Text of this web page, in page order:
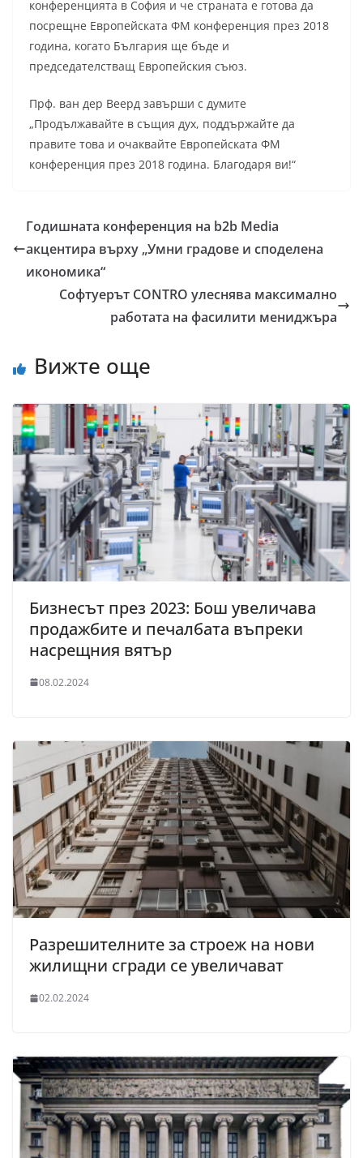
конференцията в София и че страната е готова да
посрещне Европейската ФМ конференция през 2018
година, когато България ще бъде и
председателстващ Европейския съюз.
Прф. ван дер Веерд завърши с думите
„Продължавайте в същия дух, поддържайте да
правите това и очаквайте Европейската ФМ
конференция през 2018 година. Благодаря ви!“
Годишната конференция на b2b Media
акцентира върху „Умни градове и споделена
икономика“
Софтуерът CONTRO улеснява максимално
работата на фасилити мениджъра
Вижте още
Бизнесът през 2023: Бош увеличава
продажбите и печалбата въпреки
насрещния вятър
08.02.2024
Разрешителните за строеж на нови
жилищни сгради се увеличават
02.02.2024